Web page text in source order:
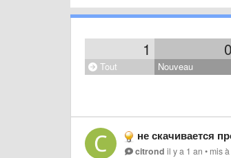
1 0
Tout Nouveau
не скачивается
citrond il y a 1 an • mis